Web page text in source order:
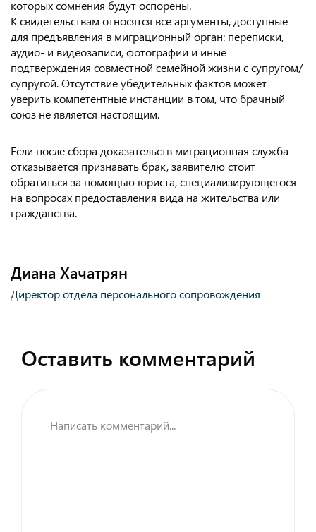
которых сомнения будут оспорены.
К свидетельствам относятся все аргументы, доступные
для предъявления в миграционный орган: переписки,
аудио- и видеозаписи, фотографии и иные
подтверждения совместной семейной жизни с супругом/
супругой. Отсутствие убедительных фактов может
уверить компетентные инстанции в том, что брачный
союз не является настоящим.
Если после сбора доказательств миграционная служба
отказывается признавать брак, заявителю стоит
обратиться за помощью юриста, специализирующегося
на вопросах предоставления вида на жительства или
гражданства.
Диана Хачатрян
Директор отдела персонального сопровождения
Оставить комментарий